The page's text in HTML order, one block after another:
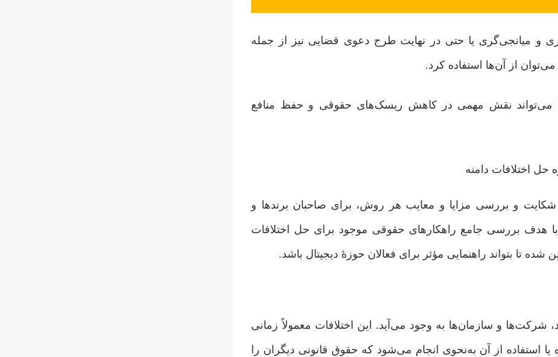
و میانجی‌گری یا حتی در نهایت طرح دعوی قضایی نیز از جمله
از آن‌ها استفاده کرد.
می‌تواند نقش مهمی در کاهش ریسک‌های حقوقی و حفظ منافع
شکایت و بررسی مزایا و معایب هر روش، برای صاحبان برندها و
با هدف بررسی جامع راهکارهای حقوقی موجود برای حل اختلافات
تا بتواند راهنمایی مؤثر برای فعالان حوزۀ دیجیتال باشد.
شرکت‌ها و سازمان‌ها به وجود می‌آید. این اختلافات معمولاً زمانی
استفاده از آن به‌نحوی انجام می‌شود که حقوق قانونی دیگران را